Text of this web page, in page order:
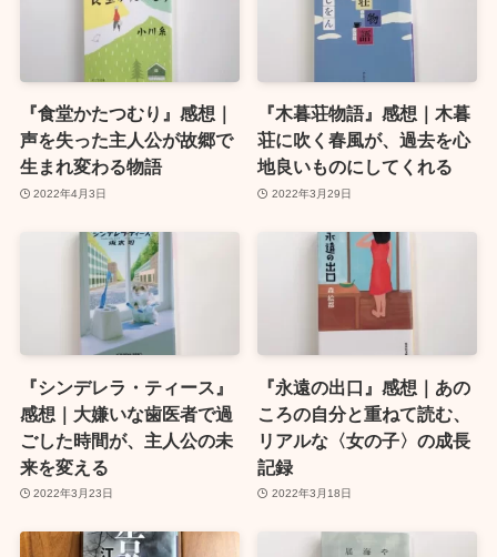
『食堂かたつむり』感想｜
声を失った主人公が故郷で
生まれ変わる物語
2022年4月3日
『木暮荘物語』感想｜木暮
荘に吹く春風が、過去を心
地良いものにしてくれる
2022年3月29日
『シンデレラ・ティース』
感想｜大嫌いな歯医者で過
ごした時間が、主人公の未
来を変える
2022年3月23日
『永遠の出口』感想｜あの
ころの自分と重ねて読む、
リアルな〈女の子〉の成長
記録
2022年3月18日